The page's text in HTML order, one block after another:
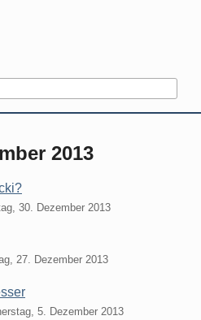
2013
30. Dezember 2013
27. Dezember 2013
5. Dezember 2013